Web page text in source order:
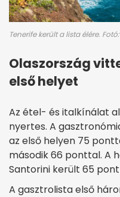
Tenerife került a lista élére.
Olaszország
első helyet
Az étel- és italkínálat
nyertes. A
az első helyen 75
második 66 ponttal. A
Santorini került 65
A gasztrolista első